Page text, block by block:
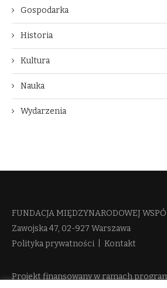
Gospodarka
Historia
Kultura
Nauka
Wydarzenia
FUNDACJA MIĘDZYNARODOWEJ
Zawojska 47, 02-927 Warszawa
Polityka prywatności
Kontakt
Projekt finansowany w ramach